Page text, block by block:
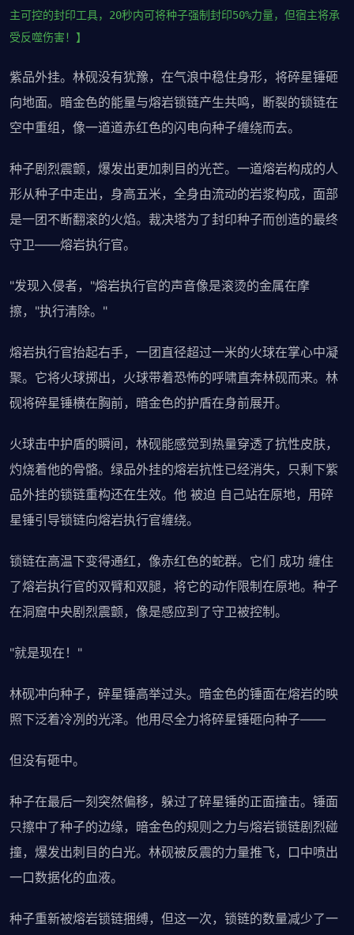
主可控的封印工具，20秒内可将种子强制封印50%力量，但宿主将承
受反噬伤害！】
紫品外挂。林砚没有犹豫，在气浪中稳住身形，将碎星锤砸
向地面。暗金色的能量与熔岩锁链产生共鸣，断裂的锁链在
空中重组，像一道道赤红色的闪电向种子缠绕而去。
种子剧烈震颤，爆发出更加刺目的光芒。一道熔岩构成的人
形从种子中走出，身高五米，全身由流动的岩浆构成，面部
是一团不断翻滚的火焰。裁决塔为了封印种子而创造的最终
守卫——熔岩执行官。
"发现入侵者，"熔岩执行官的声音像是滚烫的金属在摩
擦，"执行清除。"
熔岩执行官抬起右手，一团直径超过一米的火球在掌心中凝
聚。它将火球掷出，火球带着恐怖的呼啸直奔林砚而来。林
砚将碎星锤横在胸前，暗金色的护盾在身前展开。
火球击中护盾的瞬间，林砚能感觉到热量穿透了抗性皮肤，
灼烧着他的骨骼。绿品外挂的熔岩抗性已经消失，只剩下紫
品外挂的锁链重构还在生效。他 被迫 自己站在原地，用碎
星锤引导锁链向熔岩执行官缠绕。
锁链在高温下变得通红，像赤红色的蛇群。它们 成功 缠住
了熔岩执行官的双臂和双腿，将它的动作限制在原地。种子
在洞窟中央剧烈震颤，像是感应到了守卫被控制。
"就是现在！"
林砚冲向种子，碎星锤高举过头。暗金色的锤面在熔岩的映
照下泛着冷冽的光泽。他用尽全力将碎星锤砸向种子——
但没有砸中。
种子在最后一刻突然偏移，躲过了碎星锤的正面撞击。锤面
只擦中了种子的边缘，暗金色的规则之力与熔岩锁链剧烈碰
撞，爆发出刺目的白光。林砚被反震的力量推飞，口中喷出
一口数据化的血液。
种子重新被熔岩锁链捆缚，但这一次，锁链的数量减少了一